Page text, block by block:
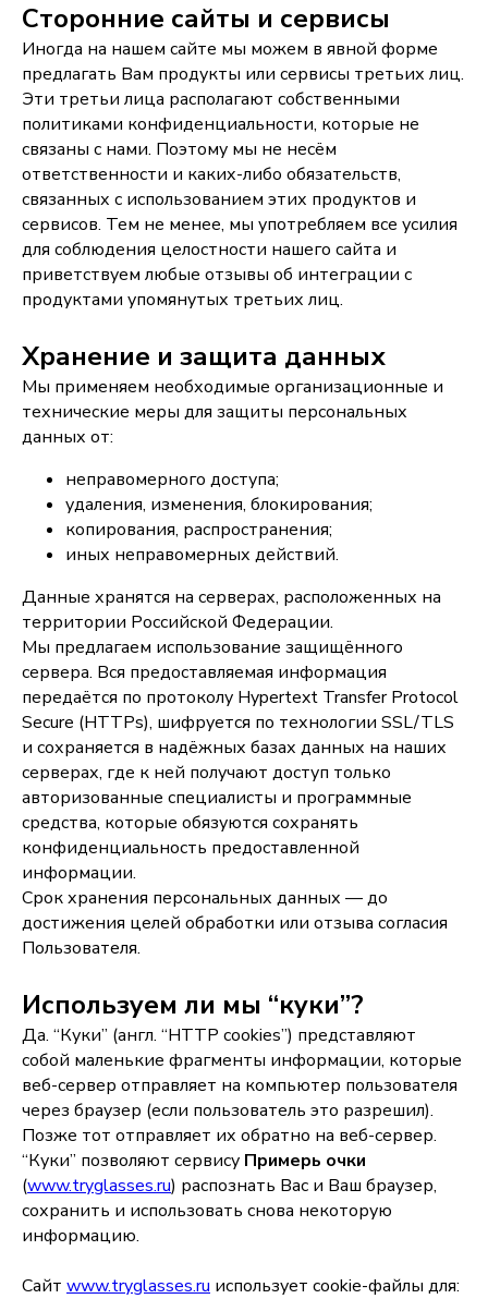
Сторонние сайты и сервисы
Иногда на нашем сайте мы можем в явной форме
предлагать Вам продукты или сервисы третьих лиц.
Эти третьи лица располагают собственными
политиками конфиденциальности, которые не
связаны с нами. Поэтому мы не несём
ответственности и каких-либо обязательств,
связанных с использованием этих продуктов и
сервисов. Тем не менее, мы употребляем все усилия
для соблюдения целостности нашего сайта и
приветствуем любые отзывы об интеграции с
продуктами упомянутых третьих лиц.
Хранение и защита данных
Мы применяем необходимые организационные и
технические меры для защиты персональных
данных от:
неправомерного доступа;
удаления, изменения, блокирования;
копирования, распространения;
иных неправомерных действий.
Данные хранятся на серверах, расположенных на
территории Российской Федерации.
Мы предлагаем использование защищённого
сервера. Вся предоставляемая информация
передаётся по протоколу Hypertext Transfer Protocol
Secure (HTTPs), шифруется по технологии SSL/TLS
и сохраняется в надёжных базах данных на наших
серверах, где к ней получают доступ только
авторизованные специалисты и программные
средства, которые обязуются сохранять
конфиденциальность предоставленной
информации.
Срок хранения персональных данных — до
достижения целей обработки или отзыва согласия
Пользователя.
Используем ли мы “куки”?
Да. “Куки” (англ. “HTTP cookies”) представляют
собой маленькие фрагменты информации, которые
веб-сервер отправляет на компьютер пользователя
через браузер (если пользователь это разрешил).
Позже тот отправляет их обратно на веб-сервер.
“Куки” позволяют сервису Примерь очки
(www.tryglasses.ru) распознать Вас и Ваш браузер,
сохранить и использовать снова некоторую
информацию.
Сайт www.tryglasses.ru использует cookie-файлы для: